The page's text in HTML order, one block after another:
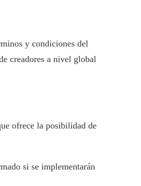
y condiciones del
creadores a nivel global
ofrece la posibilidad de
si se implementarán